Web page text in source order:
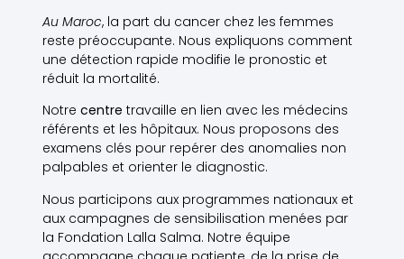
Au Maroc, la part du cancer chez les femmes
reste préoccupante. Nous expliquons comment
une détection rapide modifie le pronostic et
réduit la mortalité.
Notre centre travaille en lien avec les médecins
référents et les hôpitaux. Nous proposons des
examens clés pour repérer des anomalies non
palpables et orienter le diagnostic.
Nous participons aux programmes nationaux et
aux campagnes de sensibilisation menées par
la Fondation Lalla Salma. Notre équipe